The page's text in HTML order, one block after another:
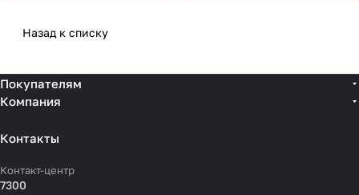
Назад к списку
Покупателям
Компания
Контакты
Контакт-центр
7300